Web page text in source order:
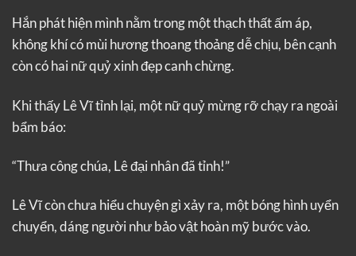
Hắn phát hiện mình nằm trong một thạch thất ấm áp,
không khí có mùi hương thoang thoảng dễ chịu, bên cạnh
còn có hai nữ quỷ xinh đẹp canh chừng.
Khi thấy Lê Vĩ tỉnh lại, một nữ quỷ mừng rỡ chạy ra ngoài
bẩm báo:
“Thưa công chúa, Lê đại nhân đã tỉnh!”
Lê Vĩ còn chưa hiểu chuyện gì xảy ra, một bóng hình uyển
chuyển, dáng người như bảo vật hoàn mỹ bước vào.